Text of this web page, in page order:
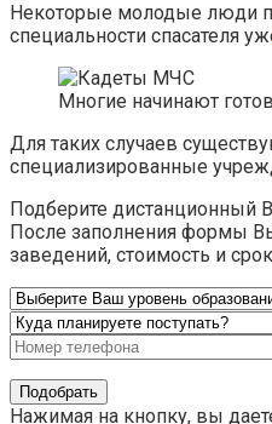
Некоторые молодые люди
специальности спасателя
Многие начинают
Для таких случаев
специализированные
Подберите
После заполнения формы
заведений, стоимость и
Нажимая на кнопку, вы